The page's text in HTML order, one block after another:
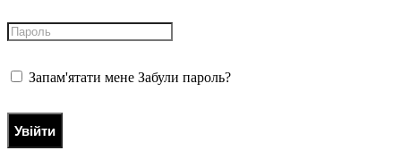
Запам'ятати мене Забули пароль?
Увійти